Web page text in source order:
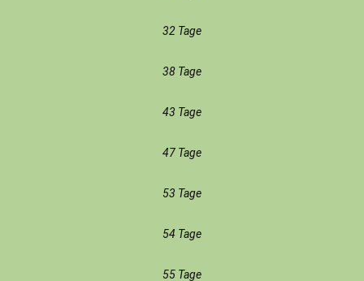
32 Tage
38 Tage
43 Tage
47 Tage
53 Tage
54 Tage
55 Tage